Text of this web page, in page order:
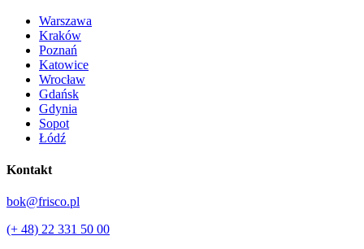
Warszawa
Kraków
Poznań
Katowice
Wrocław
Gdańsk
Gdynia
Sopot
Łódź
Kontakt
bok@frisco.pl
(+ 48) 22 331 50 00